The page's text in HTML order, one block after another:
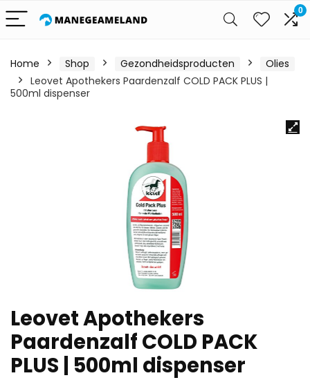
0
Home Shop Gezondheidsproducten
Olies
Leovet Apothekers Paardenzalf COLD PACK PLUS |
500ml dispenser
Leovet Apothekers
Paardenzalf COLD PACK
PLUS | 500ml dispenser